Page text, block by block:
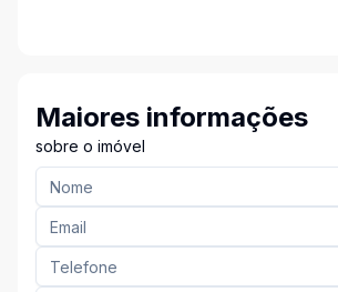
Maiores informações
sobre o imóvel